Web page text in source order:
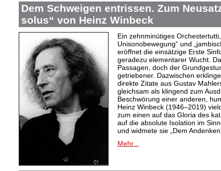
Dem Schweigen entrissen. Zum
solus“ von Heinz Winbeck
Ein zehnminütiges
Unisonobewegung“ und
eröffnet die einsätzige Erste
geradezu elementarer Wucht.
Passagen, doch der
getriebener. Dazwischen
direkte Zitate aus Gustav
gleichsam als klingend zum
Beschwörung einer anderen,
Heinz Winbeck (1946–2019)
zum einen auf das Gloria des
auf die absolute Isolation im
und widmete sie „Dem
Mehr...